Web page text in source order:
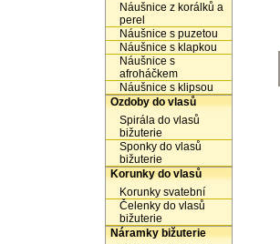
Náušnice z korálků a
perel
Náušnice s puzetou
Náušnice s klapkou
Náušnice s
afroháčkem
Náušnice s klipsou
Ozdoby do vlasů
Spirála do vlasů
bižuterie
Sponky do vlasů
bižuterie
Korunky do vlasů
Korunky svatební
Čelenky do vlasů
bižuterie
Náramky bižuterie